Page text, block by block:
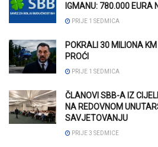
IGMANU: 780.000 EURA
PRIJE 1 SEDMICA
POKRALI 30 MILIONA
PROĆI
PRIJE 1 SEDMICA
ČLANOVI SBB-A IZ
NA REDOVNOM
SAVJETOVANJU
PRIJE 3 SEDMICE